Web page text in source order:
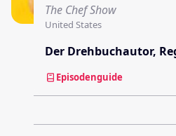
The Chef Show
United States
Der Drehbuchautor,
Episodenguide